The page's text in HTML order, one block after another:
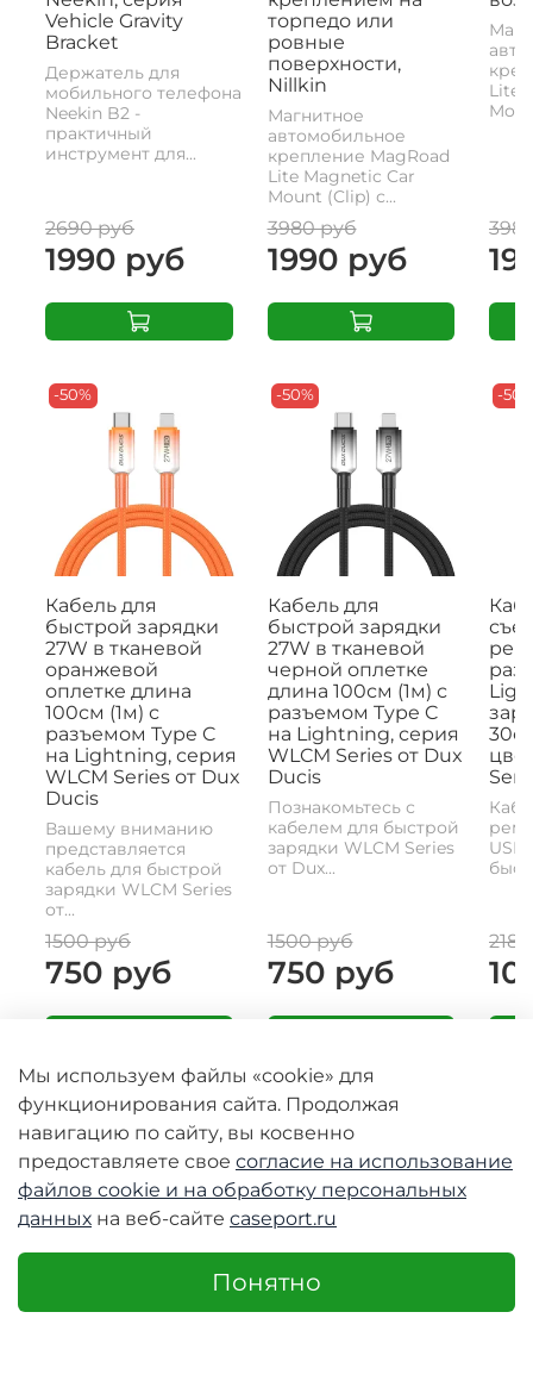
Vehicle Gravity
Bracket
Держатель для
мобильного телефона
Neekin B2 -
практичный
инструмент для...
2690 руб
1990 руб
торпедо или
ровные
поверхности,
Nillkin
Магнитное
автомобильное
крепление MagRoad
Lite Magnetic Car
Mount (Clip) с...
3980 руб
1990 руб
Lite
-50%
Кабель для
быстрой зарядки
27W в тканевой
оранжевой
оплетке длина
100см (1м) с
разъемом Type C
на Lightning, серия
WLCM Series от Dux
Ducis
Вашему вниманию
представляется
кабель для быстрой
зарядки WLCM Series
от...
1500 руб
750 руб
-50%
Кабель для
быстрой зарядки
27W в тканевой
черной оплетке
длина 100см (1м) с
разъемом Type C
на Lightning, серия
WLCM Series от Dux
Ducis
Познакомьтесь с
кабелем для быстрой
зарядки WLCM Series
от Dux...
1500 руб
750 руб
-
+7 (995) 230-55-65
интернет-магазин с 10.00-17.00
Мы используем файлы «cookie» для
функционирования сайта. Продолжая
навигацию по сайту, вы косвенно
предоставляете свое согласие на использование
файлов cookie и на обработку персональных
данных на веб-сайте caseport.ru
Понятно